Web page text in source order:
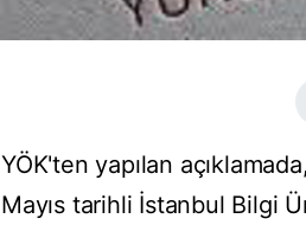
YÖK'ten yapılan
Mayıs tarihli İstanbul Bilgi